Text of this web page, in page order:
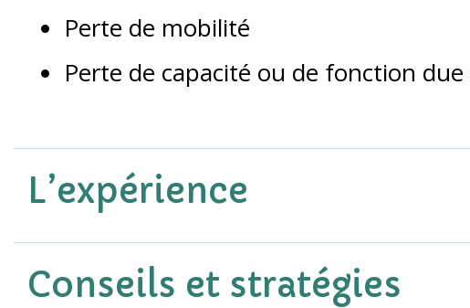
Perte de mobilité
Perte de capacité ou de fonction
L’expérience
Conseils et stratégies